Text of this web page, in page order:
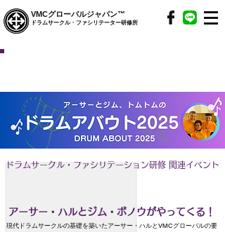
VMCグローバルジャパン™
ドラムサークル・ファシリテーター研修所
ドラムサークル・ファシリテーション研修 関連イベント
アーサー・ハルとジム・ボノウがやってくる！
現代ドラムサークルの基礎を築いたアーサー・ハルとVMCグローバルの要